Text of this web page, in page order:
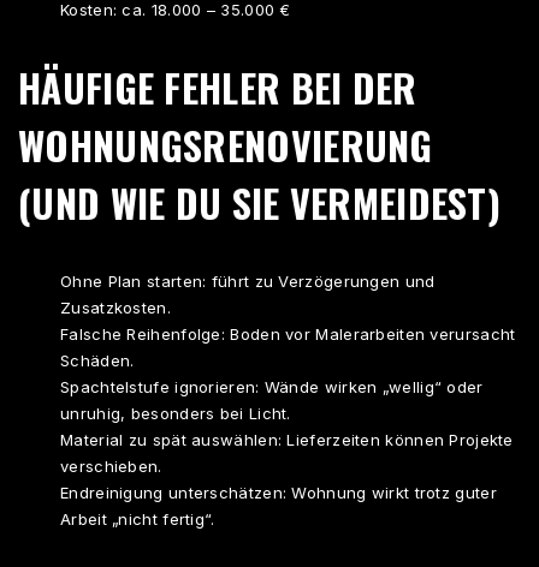
Kosten: ca. 18.000 – 35.000 €
HÄUFIGE FEHLER BEI DER
WOHNUNGSRENOVIERUNG
(UND WIE DU SIE VERMEIDEST)
Ohne Plan starten: führt zu Verzögerungen und
Zusatzkosten.
Falsche Reihenfolge: Boden vor Malerarbeiten verursacht
Schäden.
Spachtelstufe ignorieren: Wände wirken „wellig“ oder
unruhig, besonders bei Licht.
Material zu spät auswählen: Lieferzeiten können Projekte
verschieben.
Endreinigung unterschätzen: Wohnung wirkt trotz guter
Arbeit „nicht fertig“.